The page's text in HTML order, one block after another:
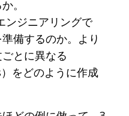
。
ンジニアリングで
備するのか。より
とに異なる
をどのように作成